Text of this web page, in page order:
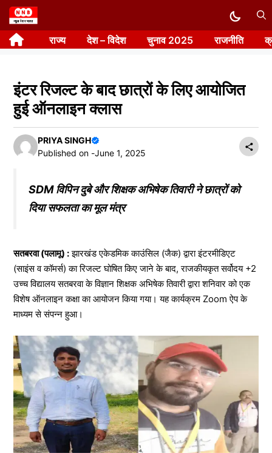
Skip
to
content राज्य देश – विदेश चुनाव 2025 राजनीति
इंटर रिजल्ट के बाद छात्रों के लिए आयोजित
हुई ऑनलाइन क्लास
PRIYA SINGH
Published on -June 1, 2025
SDM विपिन दुबे और शिक्षक अभिषेक तिवारी ने छात्रों को
दिया सफलता का मूल मंत्र
सतबरवा (पलामू) :झारखंड एकेडमिक काउंसिल (जैक) द्वारा इंटरमीडिएट
(साइंस व कॉमर्स) का रिजल्ट घोषित किए जाने के बाद, राजकीयकृत सर्वोदय +2
उच्च विद्यालय सतबरवा के विज्ञान शिक्षक अभिषेक तिवारी द्वारा शनिवार को एक
विशेष ऑनलाइन कक्षा का आयोजन किया गया। यह कार्यक्रम Zoom ऐप के
माध्यम से संपन्न हुआ।